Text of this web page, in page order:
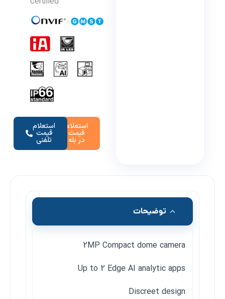
استعلام
قیمت
در بله
استعلام
قیمت
تلفنی
توضیحات
2MP Compact dome camera
Up to 2 Edge AI analytic apps
Discreet design